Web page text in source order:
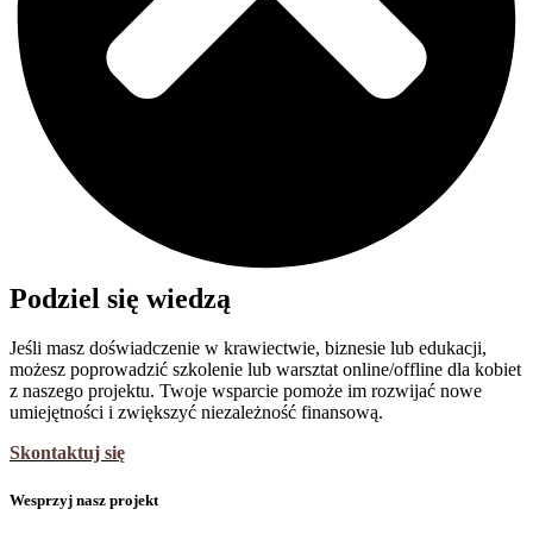
Podziel się wiedzą
Jeśli masz doświadczenie w krawiectwie, biznesie lub edukacji,
możesz poprowadzić szkolenie lub warsztat online/offline dla kobiet
z naszego projektu. Twoje wsparcie pomoże im rozwijać nowe
umiejętności i zwiększyć niezależność finansową.
Skontaktuj się
Wesprzyj nasz projekt